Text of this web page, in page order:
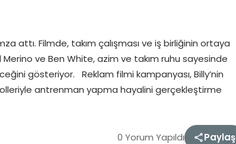
attı. Filmde, takım çalışması ve iş birliğinin ortaya
Merino ve Ben White, azim ve takım ruhu sayesinde
gösteriyor. Reklam filmi kampanyası, Billy’nin
antrenman yapma hayalini gerçekleştirme
0 Yorum Yapıldı Paylaş